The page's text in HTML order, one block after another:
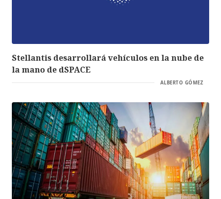
Stellantis desarrollará vehículos en la nube de
la mano de dSPACE
ALBERTO GÓMEZ